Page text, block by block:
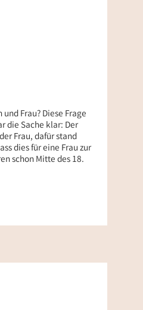
Frau? Diese Frage
die Sache klar: Der
Frau, dafür stand
dies für eine Frau zur
schon Mitte des 18.